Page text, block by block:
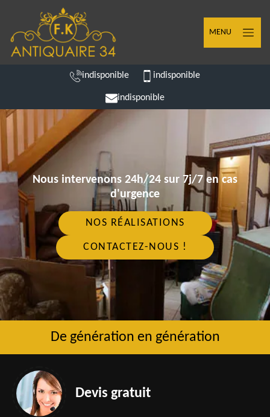
MENU
indisponible indisponible
indisponible
Nous intervenons 24h/24 sur 7j/7 en cas
d'urgence
NOS RÉALISATIONS
CONTACTEZ-NOUS !
De génération en génération
Devis gratuit